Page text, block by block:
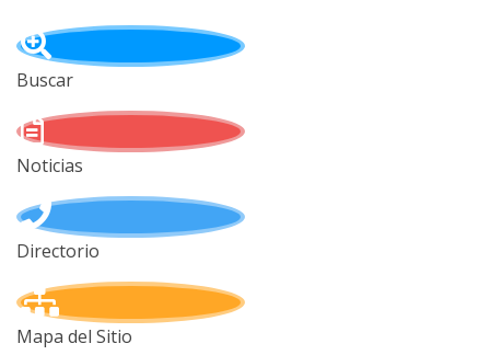
Buscar
Noticias
Directorio
Mapa del Sitio